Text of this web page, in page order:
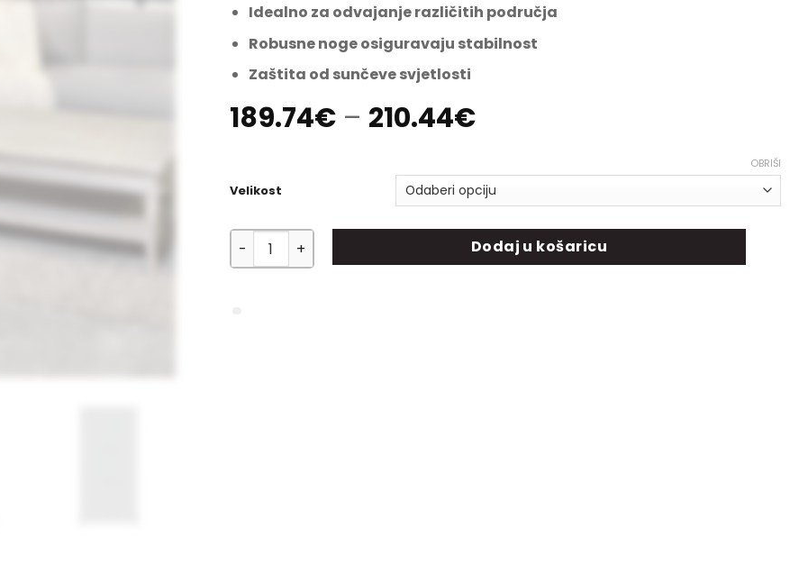
Idealno za odvajanje različitih područja
Robusne noge osiguravaju stabilnost
Zaštita od sunčeve svjetlosti
189.74€ – 210.44€Price
189.74€
through
210.44€
Velikost
OBRIŠI
Pregradni zid Basciano količina Dodaj u košaricu